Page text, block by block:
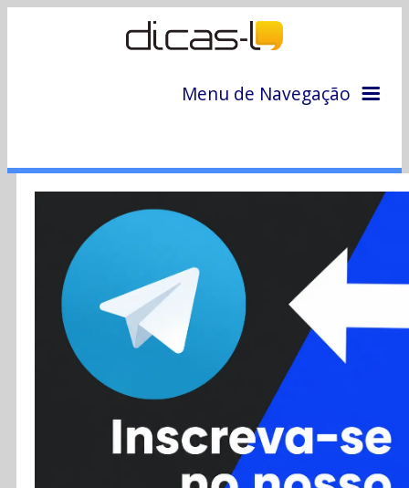
Menu de Navegação
Colunas
Colaboradores
Cursos